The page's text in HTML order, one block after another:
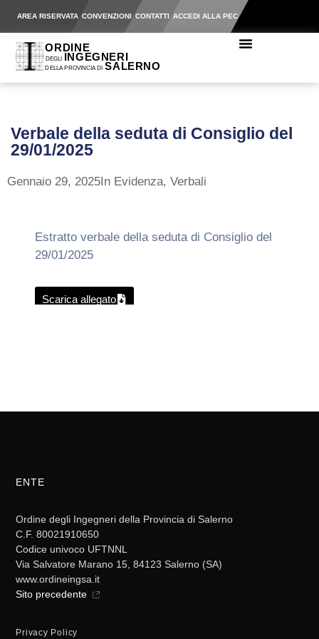
AREA RISERVATA CONVENZIONI CONTATTI ACCEDI ALLA PEC
Verbale della seduta di Consiglio del
29/01/2025
Gennaio 29, 2025In Evidenza, Verbali
Estratto verbale della seduta di Consiglio del
29/01/2025
Scarica allegato
ENTE
Ordine degli Ingegneri della Provincia di Salerno
C.F. 80021910650
Codice univoco UFTNNL
Via Salvatore Marano 15, 84123 Salerno (SA)
www.ordineingsa.it
Sito precedente
Privacy Policy